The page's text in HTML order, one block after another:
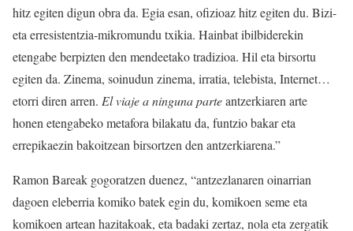
hitz egiten digun obra da. Egia esan, ofizioaz hitz egiten du. Bizi-
eta erresistentzia-mikromundu txikia. Hainbat ibilbiderekin
etengabe berpizten den mendeetako tradizioa. Hil eta birsortu
egiten da. Zinema, soinudun zinema, irratia, telebista, Internet…
etorri diren arren. El viaje a ninguna parteantzerkiaren arte
honen etengabeko metafora bilakatu da, funtzio bakar eta
errepikaezin bakoitzean birsortzen den antzerkiarena.”
Ramon Bareak gogoratzen duenez, “antzezlanaren oinarrian
dagoen eleberria komiko batek egin du, komikoen seme eta
komikoen artean hazitakoak, eta badaki zertaz, nola eta zergatik